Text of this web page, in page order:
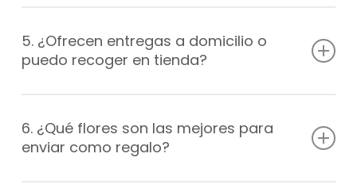
arreglos florales para satisfacer las necesidades y
preferencias del cliente. Pregunta sobre las opciones
disponibles para personalizar tu arreglo floral.
5. ¿Ofrecen entregas a domicilio o
puedo recoger en tienda?
nuestra promesa de entrega es de máximo 5horas
para la comodidad de los clientes. Pregunta sobre las
opciones y los costos de entrega a domicilio.
6. ¿Qué flores son las mejores para
enviar como regalo?